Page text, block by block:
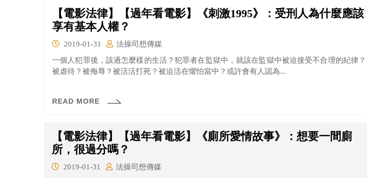
【電影法律】【過年看電影】《刺激1995》：受刑人為什麼應該
享有基本人權？
2019-01-31
法操司想傳媒
一個人犯罪後，該過怎麼樣的生活？犯罪者在監獄中，就該在監獄中被迫接受不合理的紀律？
被虐待？被侮辱？被活活打死？被迫活在懼怕當中？或許會有人認為...
READ MORE
【電影法律】【過年看電影】《廁所愛情故事》：想要一間廁
所，很過分嗎？
2019-01-31
法操司想傳媒